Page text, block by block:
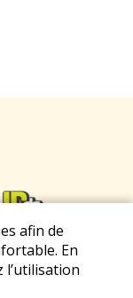
de
afin de
En
l’utilisation